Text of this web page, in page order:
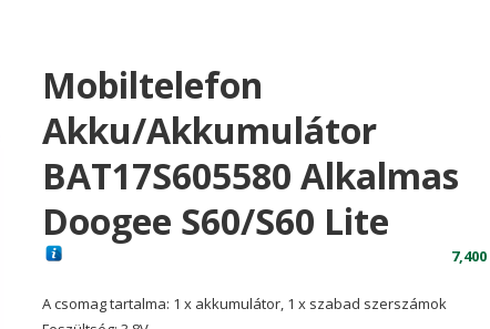
Mobiltelefon
Akku/akkumulátor
BAT17S605580 Alkalmas
Doogee S60/S60 Lite
7,400
A csomag tartalma: 1 x akkumulátor, 1 x szabad szerszámok